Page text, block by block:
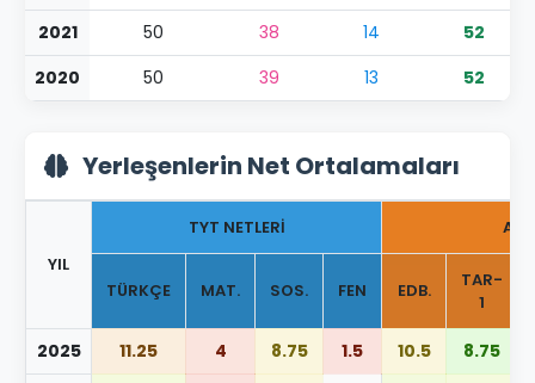
2021
50 38 14
52
2020
50 39 13 52
Yerleşenlerin Net Ortalamaları
YIL
TYT NETLERİ
TÜRKÇE MAT. SOS. FEN EDB.
TAR-
1
2025 11.25 4 8.75 1.5 10.5
8.75